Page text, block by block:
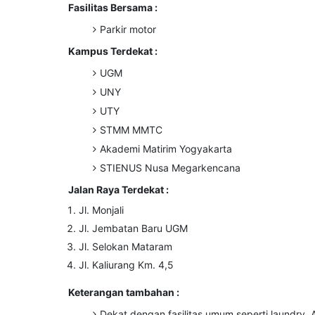
Fasilitas Bersama :
Parkir motor
Kampus Terdekat :
UGM
UNY
UTY
STMM MMTC
Akademi Matirim Yogyakarta
STIENUS Nusa Megarkencana
Jalan Raya Terdekat :
Jl. Monjali
Jl. Jembatan Baru UGM
Jl. Selokan Mataram
Jl. Kaliurang Km. 4,5
Keterangan tambahan :